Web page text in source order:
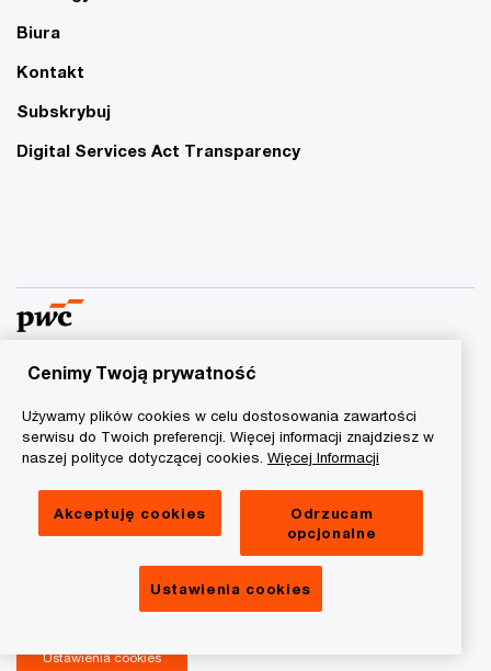
Biura
Kontakt
Subskrybuj
Digital Services Act Transparency
PwC odnosi się do firm wchodzących w skład sieci PwC, z
których każda stanowi odrębny podmiot prawny. Więcej
informacji na stroniewww.pwc.com/structure.
Polityka prywatności
Informacja prawna
Ustawienia cookies
Cenimy Twoją prywatność
Używamy plików cookies w celu dostosowania zawartości
serwisu do Twoich preferencji. Więcej informacji znajdziesz w
naszej polityce dotyczącej cookies. Więcej Informacji
Akceptuję cookies
Odrzucam
opcjonalne
Ustawienia cookies